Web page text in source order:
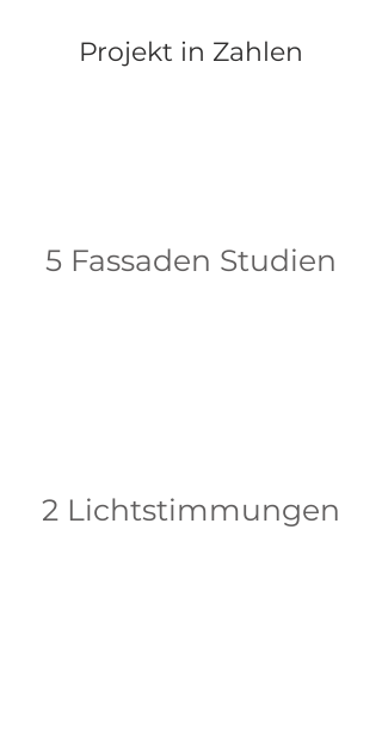
Projekt in Zahlen
5 Fassaden Studien
2 Lichtstimmungen